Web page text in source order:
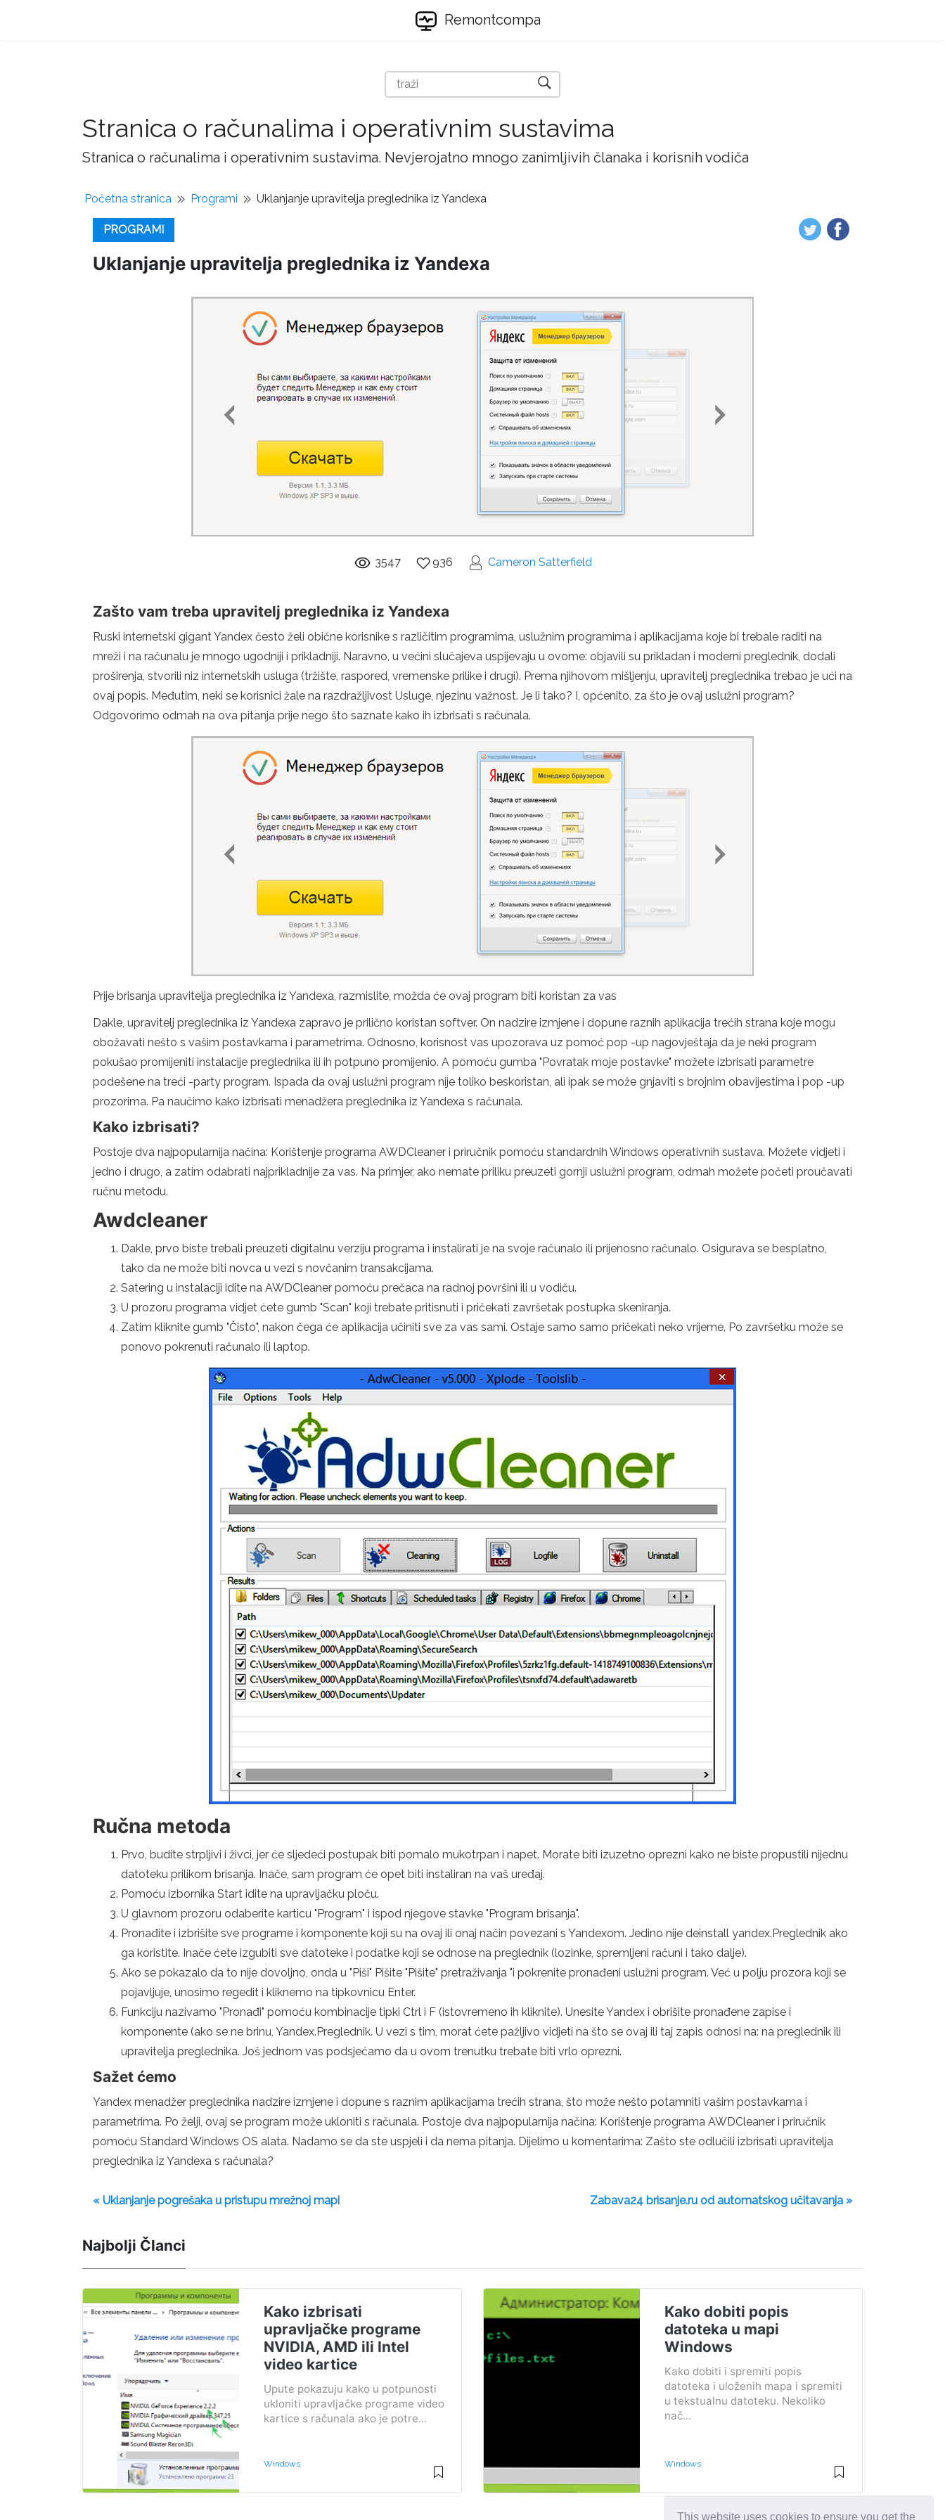
This website uses cookies to ensure you get the
Remontcompa
Stranica o računalima i operativnim sustavima
Stranica o računalima i operativnim sustavima. Nevjerojatno mnogo zanimljivih članaka i korisnih vodiča
Početna stranica Programi Uklanjanje upravitelja preglednika iz Yandexa
PROGRAMI
Uklanjanje upravitelja preglednika iz Yandexa
3547 936 Cameron Satterfield
Zašto vam treba upravitelj preglednika iz Yandexa
Ruski internetski gigant Yandex često želi obične korisnike s različitim programima, uslužnim programima i aplikacijama koje bi trebale raditi na
mreži i na računalu je mnogo ugodniji i prikladniji. Naravno, u većini slučajeva uspijevaju u ovome: objavili su prikladan i moderni preglednik, dodali
proširenja, stvorili niz internetskih usluga (tržište, raspored, vremenske prilike i drugi). Prema njihovom mišljenju, upravitelj preglednika trebao je ući na
ovaj popis. Međutim, neki se korisnici žale na razdražljivost Usluge, njezinu važnost. Je li tako? I, općenito, za što je ovaj uslužni program?
Odgovorimo odmah na ova pitanja prije nego što saznate kako ih izbrisati s računala.
Prije brisanja upravitelja preglednika iz Yandexa, razmislite, možda će ovaj program biti koristan za vas
Dakle, upravitelj preglednika iz Yandexa zapravo je prilično koristan softver. On nadzire izmjene i dopune raznih aplikacija trećih strana koje mogu
obožavati nešto s vašim postavkama i parametrima. Odnosno, korisnost vas upozorava uz pomoć pop -up nagovještaja da je neki program
pokušao promijeniti instalacije preglednika ili ih potpuno promijenio. A pomoću gumba "Povratak moje postavke" možete izbrisati parametre
podešene na treći -party program. Ispada da ovaj uslužni program nije toliko beskoristan, ali ipak se može gnjaviti s brojnim obavijestima i pop -up
prozorima. Pa naučimo kako izbrisati menadžera preglednika iz Yandexa s računala.
Kako izbrisati?
Postoje dva najpopularnija načina: Korištenje programa AWDCleaner i priručnik pomoću standardnih Windows operativnih sustava. Možete vidjeti i
jedno i drugo, a zatim odabrati najprikladnije za vas. Na primjer, ako nemate priliku preuzeti gornji uslužni program, odmah možete početi proučavati
ručnu metodu.
Awdcleaner
Dakle, prvo biste trebali preuzeti digitalnu verziju programa i instalirati je na svoje računalo ili prijenosno računalo. Osigurava se besplatno,
tako da ne može biti novca u vezi s novčanim transakcijama.
Satering u instalaciji idite na AWDCleaner pomoću prečaca na radnoj površini ili u vodiču.
U prozoru programa vidjet ćete gumb "Scan" koji trebate pritisnuti i pričekati završetak postupka skeniranja.
Zatim kliknite gumb "Čisto", nakon čega će aplikacija učiniti sve za vas sami. Ostaje samo samo pričekati neko vrijeme. Po završetku može se
ponovo pokrenuti računalo ili laptop.
Ručna metoda
Prvo, budite strpljivi i živci, jer će sljedeći postupak biti pomalo mukotrpan i napet. Morate biti izuzetno oprezni kako ne biste propustili nijednu
datoteku prilikom brisanja. Inače, sam program će opet biti instaliran na vaš uređaj.
Pomoću izbornika Start idite na upravljačku ploču.
U glavnom prozoru odaberite karticu "Program" i ispod njegove stavke "Program brisanja".
Pronađite i izbrišite sve programe i komponente koji su na ovaj ili onaj način povezani s Yandexom. Jedino nije deinstall yandex.Preglednik ako
ga koristite. Inače ćete izgubiti sve datoteke i podatke koji se odnose na preglednik (lozinke, spremljeni računi i tako dalje).
Ako se pokazalo da to nije dovoljno, onda u "Piši" Pišite "Pišite" pretraživanja "i pokrenite pronađeni uslužni program. Već u polju prozora koji se
pojavljuje, unosimo regedit i kliknemo na tipkovnicu Enter.
Funkciju nazivamo "Pronađi" pomoću kombinacije tipki Ctrl i F (istovremeno ih kliknite). Unesite Yandex i obrišite pronađene zapise i
komponente (ako se ne brinu, Yandex.Preglednik. U vezi s tim, morat ćete pažljivo vidjeti na što se ovaj ili taj zapis odnosi na: na preglednik ili
upravitelja preglednika. Još jednom vas podsjećamo da u ovom trenutku trebate biti vrlo oprezni.
Sažet ćemo
Yandex menadžer preglednika nadzire izmjene i dopune s raznim aplikacijama trećih strana, što može nešto potamniti vašim postavkama i
parametrima. Po želji, ovaj se program može ukloniti s računala. Postoje dva najpopularnija načina: Korištenje programa AWDCleaner i priručnik
pomoću Standard Windows OS alata. Nadamo se da ste uspjeli i da nema pitanja. Dijelimo u komentarima: Zašto ste odlučili izbrisati upravitelja
preglednika iz Yandexa s računala?
« Uklanjanje pogrešaka u pristupu mrežnoj mapi Zabava24 brisanje.ru od automatskog učitavanja »
Najbolji Članci
Kako izbrisati
upravljačke programe
NVIDIA, AMD ili Intel
video kartice
Upute pokazuju kako u potpunosti
ukloniti upravljačke programe video
kartice s računala ako je potre...
Windows
Kako dobiti popis
datoteka u mapi
Windows
Kako dobiti i spremiti popis
datoteka i uloženih mapa i spremiti
u tekstualnu datoteku. Nekoliko
nač...
Windows